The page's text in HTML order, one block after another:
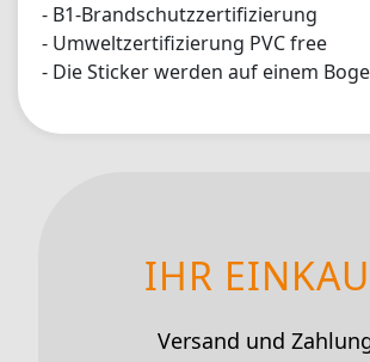
- B1-Brandschutzzertifizierung
- Umweltzertifizierung PVC free
- Die Sticker werden auf einem
IHR
Versand und